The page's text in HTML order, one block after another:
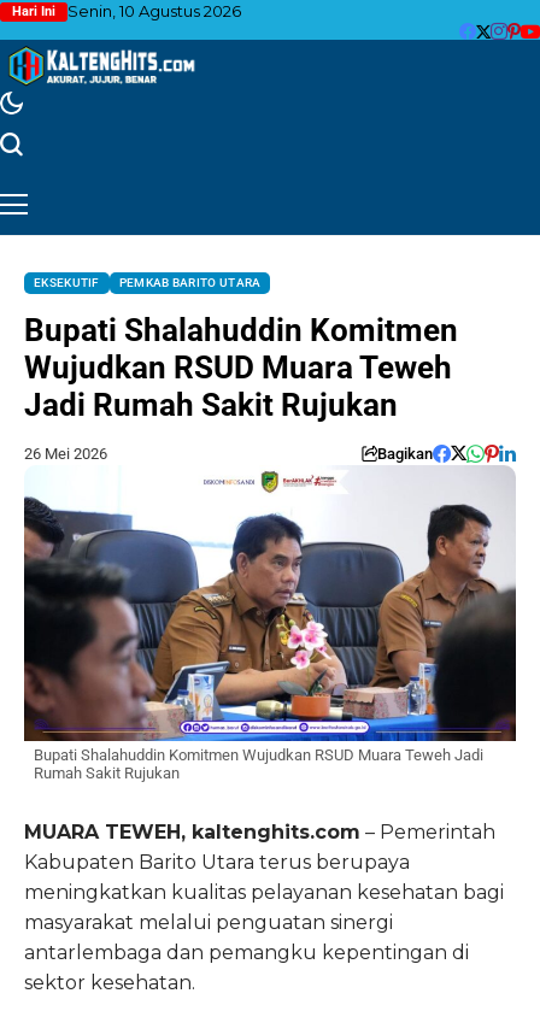
Hari Ini Senin, 10 Agustus 2026
EKSEKUTIF PEMKAB BARITO UTARA
Bupati Shalahuddin Komitmen
Wujudkan RSUD Muara Teweh
Jadi Rumah Sakit Rujukan
26 Mei 2026 Bagikan
Bupati Shalahuddin Komitmen Wujudkan RSUD Muara Teweh Jadi
Rumah Sakit Rujukan
MUARA TEWEH, kaltenghits.com – Pemerintah
Kabupaten Barito Utara terus berupaya
meningkatkan kualitas pelayanan kesehatan bagi
masyarakat melalui penguatan sinergi
antarlembaga dan pemangku kepentingan di
sektor kesehatan.